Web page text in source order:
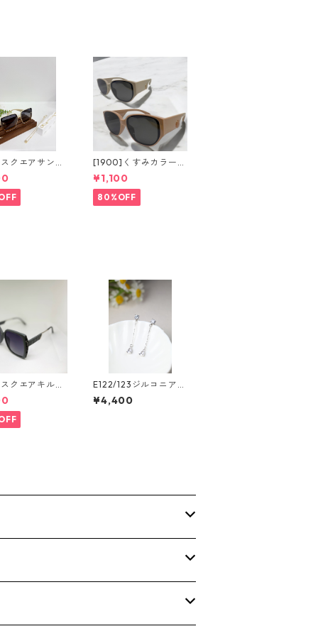
クエアサング
）**Sin
[1900]くすみカラーウ
ェリントンサングラス
（2colors）**SinSin*
¥1,100
80%OFF
クエアキルテ
ングラス** Si
E122/123ジルコニアピ
アス
¥4,400